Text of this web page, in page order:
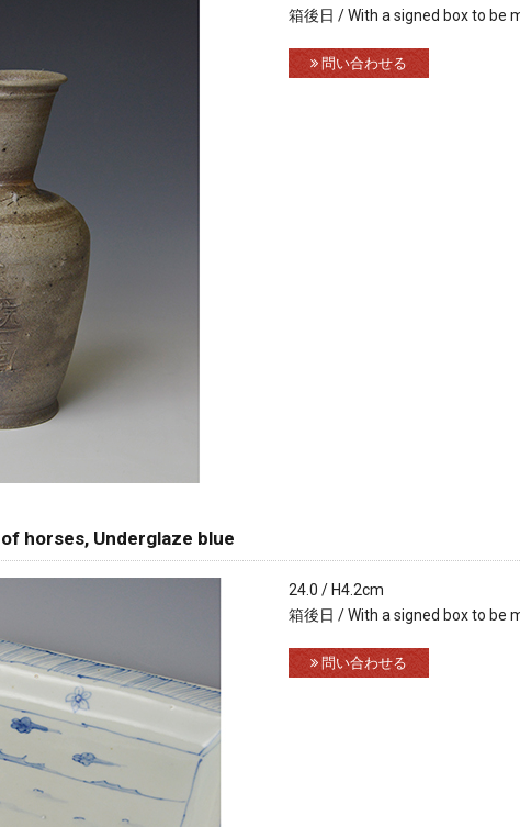
箱後日 / With a signed box to be
問い合わせる
horses, Underglaze blue
24.0 / H4.2cm
箱後日 / With a signed box to be
問い合わせる